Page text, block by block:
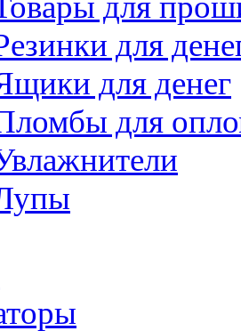
для
для денег
для